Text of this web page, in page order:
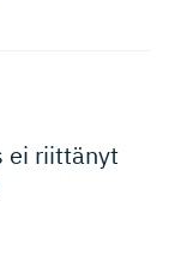
ei riittänyt